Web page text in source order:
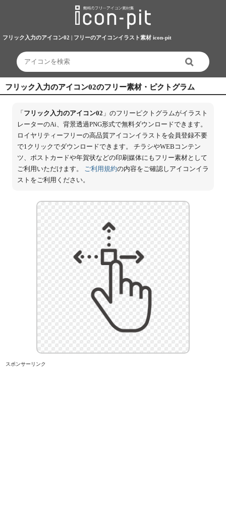
フリック入力のアイコン02 | フリーのアイコンイラスト素材 icon-pit
フリック入力のアイコン02のフリー素材・ピクトグラム
「 フリック入力のアイコン02 」のフリーピクトグラムがイラスト
レーターのAi、背景透過PNG形式で無料ダウンロードできます。
ロイヤリティーフリーの高品質アイコンイラストを会員登録不要
で1クリックでダウンロードできます。 チラシやWEBコンテン
ツ、ポストカードや年賀状などの印刷媒体にもフリー素材として
ご利用いただけます。 ご利用規約の内容をご確認しアイコンイラ
ストをご利用ください。
スポンサーリンク